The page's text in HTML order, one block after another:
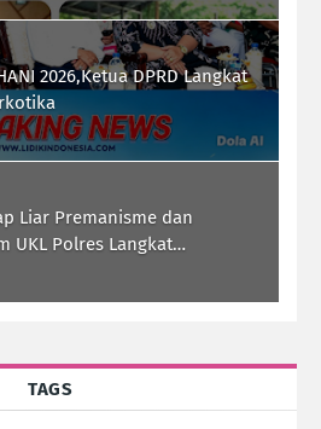
2026,Ketua DPRD Langkat
Liar Premanisme dan
UKL Polres Langkat
TAGS